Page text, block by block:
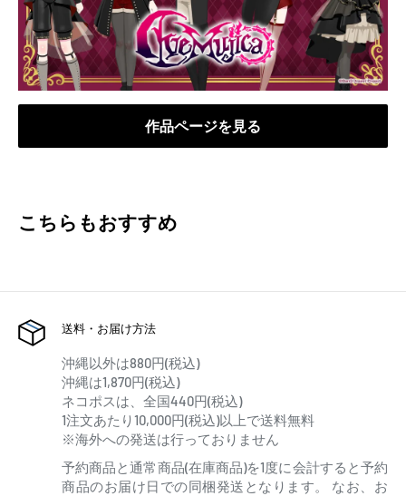
作品ページを見る
こちらもおすすめ
送料・お届け方法
沖縄以外は880円(税込)
沖縄は1,870円(税込)
ネコポスは、全国440円(税込)
1注文あたり10,000円(税込)以上で送料無料
※海外への発送は行っておりません
予約商品と通常商品(在庫商品)を1度に会計すると予約
商品のお届け日での同梱発送となります。 なお、お